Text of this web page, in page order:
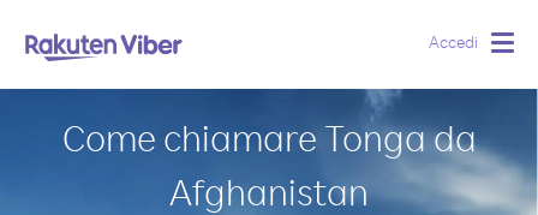
Accedi
Come chiamare Tonga da
Afghanistan